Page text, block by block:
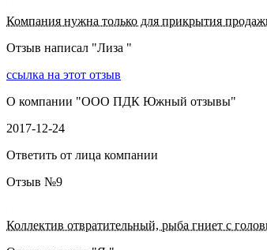
Компания нужна только для прикрытия
Отзыв написал "Лиза "
ссылка на этот отзыв
О компании "ООО ПДК Южный отзывы"
2017-12-24
Ответить от лица компании
Отзыв №9
Коллектив отвратительный, рыба гниет с